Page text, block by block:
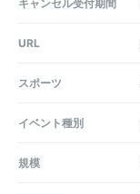
キャンセル受付期間
URL
スポーツ
イベント種別
規模